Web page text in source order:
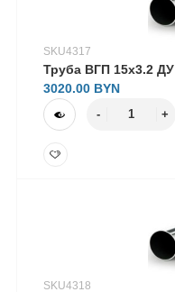
SKU4317
Труба ВГП 15х3.2 ДУ
3020.00
SKU4318